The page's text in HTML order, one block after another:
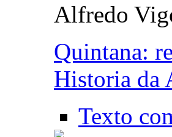
Alfredo
Quintana:
Historia da
Texto